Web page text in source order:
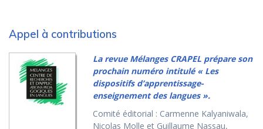
Appel à contributions
La revue Mélanges CRAPEL prépare son
prochain numéro intitulé « Les
dispositifs d’apprentissage-
enseignement des langues ».
Comité éditorial : Carmenne Kalyaniwala,
Nicolas Molle et Guillaume Nassau,